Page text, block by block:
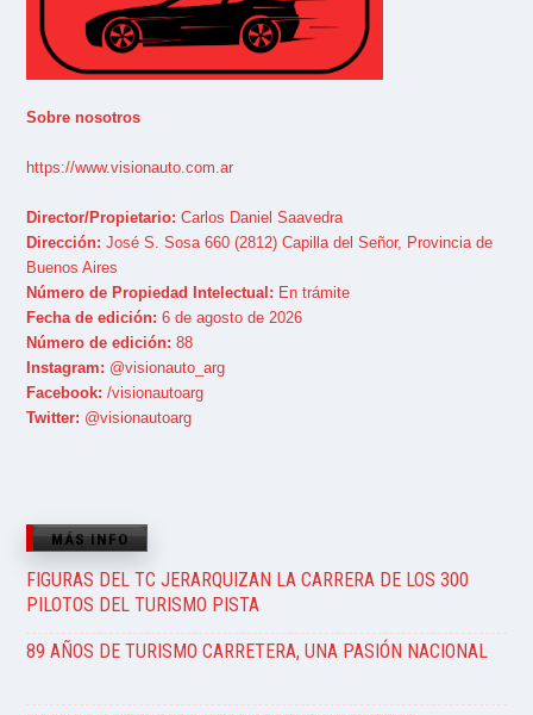
Sobre nosotros
https://www.visionauto.com.ar
Director/Propietario: Carlos Daniel Saavedra
Dirección: José S. Sosa 660 (2812) Capilla del Señor, Provincia de
Buenos Aires
Número de Propiedad Intelectual: En trámite
Fecha de edición: 6 de agosto de 2026
Número de edición: 88
Instagram: @visionauto_arg
Facebook: /visionautoarg
Twitter: @visionautoarg
MÁS INFO
FIGURAS DEL TC JERARQUIZAN LA CARRERA DE LOS 300
PILOTOS DEL TURISMO PISTA
89 AÑOS DE TURISMO CARRETERA, UNA PASIÓN NACIONAL